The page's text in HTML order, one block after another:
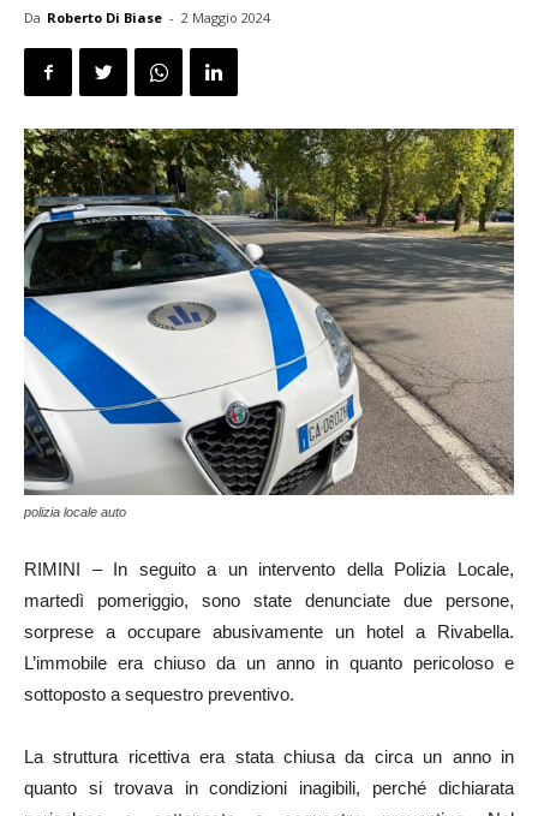
Da Roberto Di Biase - 2 Maggio 2024
polizia locale auto
RIMINI – In seguito a un intervento della Polizia Locale,
martedì pomeriggio, sono state denunciate due persone,
sorprese a occupare abusivamente un hotel a Rivabella.
L’immobile era chiuso da un anno in quanto pericoloso e
sottoposto a sequestro preventivo.
La struttura ricettiva era stata chiusa da circa un anno in
quanto si trovava in condizioni inagibili, perché dichiarata